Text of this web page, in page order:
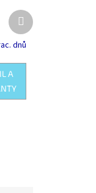
dnů
A
Další
produkt